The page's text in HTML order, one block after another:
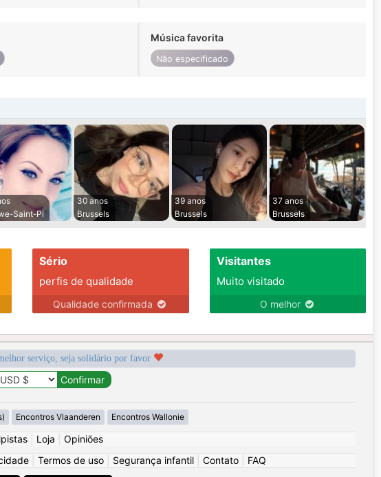
Música favorita
Não especificado
Saint-Pi
30 anos
Brussels
39 anos
Brussels
37 anos
Brussels
Sério
perfis de qualidade
Qualidade confirmada
Visitantes
Muito visitado
O melhor
serviço, seja solidário por favor
Encontros Vlaanderen Encontros Wallonie
Loja
Opiniões
Termos de uso Segurança infantil Contato FAQ